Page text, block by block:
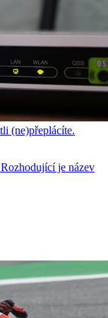
(ne)přeplácíte.
je název